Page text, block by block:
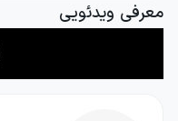
تجربی نوشته
رساندن
نوبت اول، نوبت
معرفی ویدئویی